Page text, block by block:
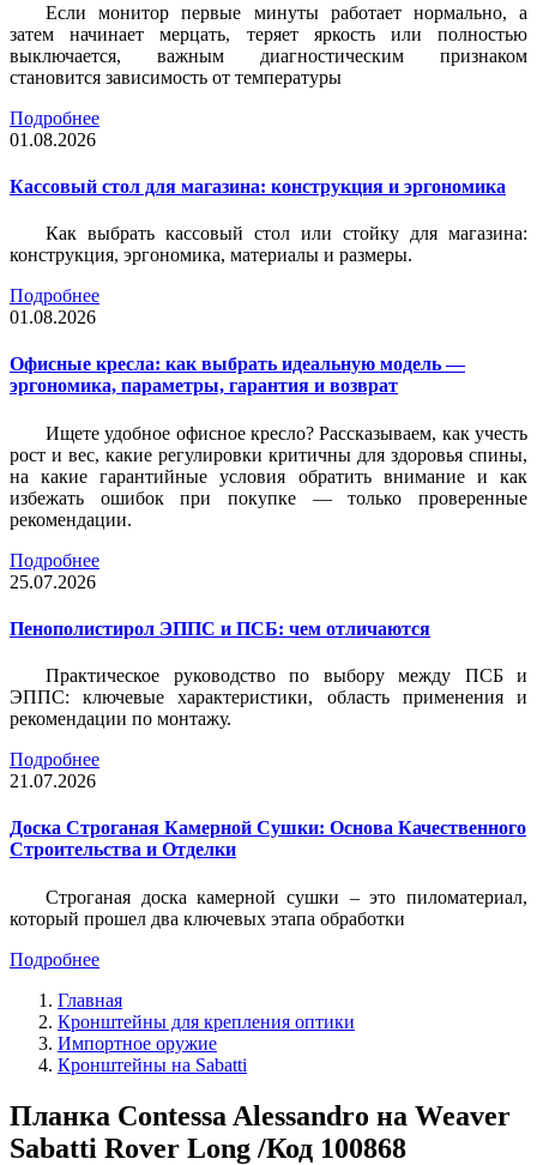
Если монитор первые минуты работает нормально, а
затем начинает мерцать, теряет яркость или полностью
выключается, важным диагностическим признаком
становится зависимость от температуры
Подробнее
01.08.2026
Кассовый стол для магазина: конструкция и эргономика
Как выбрать кассовый стол или стойку для магазина:
конструкция, эргономика, материалы и размеры.
Подробнее
01.08.2026
Офисные кресла: как выбрать идеальную модель —
эргономика, параметры, гарантия и возврат
Ищете удобное офисное кресло? Рассказываем, как учесть
рост и вес, какие регулировки критичны для здоровья спины,
на какие гарантийные условия обратить внимание и как
избежать ошибок при покупке — только проверенные
рекомендации.
Подробнее
25.07.2026
Пенополистирол ЭППС и ПСБ: чем отличаются
Практическое руководство по выбору между ПСБ и
ЭППС: ключевые характеристики, область применения и
рекомендации по монтажу.
Подробнее
21.07.2026
Доска Строганая Камерной Сушки: Основа Качественного
Строительства и Отделки
Строганая доска камерной сушки – это пиломатериал,
который прошел два ключевых этапа обработки
Подробнее
Главная
Кронштейны для крепления оптики
Импортное оружие
Кронштейны на Sabatti
Планка Contessa Alessandro на Weaver
Sabatti Rover Long /Код 100868